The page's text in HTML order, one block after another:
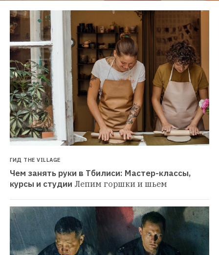
ГИД THE VILLAGE
Чем занять руки в Тбилиси: Мастер-классы,
курсы и студии Лепим горшки и шьем